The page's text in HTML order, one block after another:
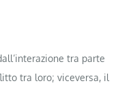
tra parte
tra loro; viceversa, il